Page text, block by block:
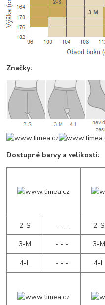
Značky:
Dostupné barvy a velikosti:
2-S
- - -
3-M
- - -
4-L
- - -
2-S
3-M
4-L